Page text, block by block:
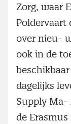
Zorg, waar
Poldervaart
over nieu-
ook in de
dagelijks
Supply Ma-
de